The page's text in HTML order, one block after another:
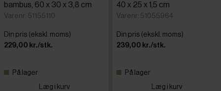
bambus, 60 x 30 x 3,8 cm
Varenr: 51155110
Din pris (ekskl. moms)
229,00 kr./stk.
På lager
Læg i kurv
40 x 25 x 1,5 cm
Varenr: 51055964
Din pris (ekskl. moms)
239,00 kr./stk.
På lager
Læg i kurv